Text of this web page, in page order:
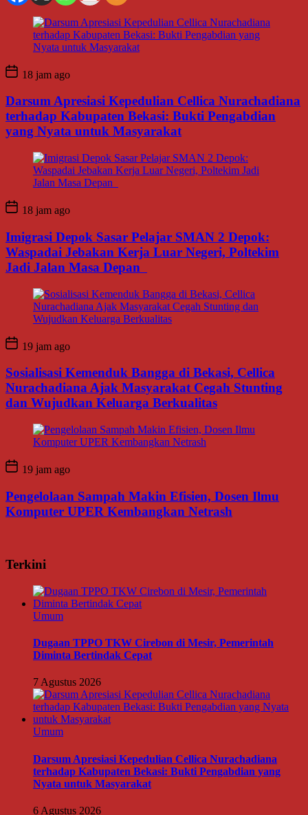
18 jam ago
Darsum Apresiasi Kepedulian Cellica Nurachadiana
terhadap Kabupaten Bekasi: Bukti Pengabdian
yang Nyata untuk Masyarakat
18 jam ago
Imigrasi Depok Sasar Pelajar SMAN 2 Depok:
Waspadai Jebakan Kerja Luar Negeri, Poltekim
Jadi Jalan Masa Depan
19 jam ago
Sosialisasi Kemenduk Bangga di Bekasi, Cellica
Nurachadiana Ajak Masyarakat Cegah Stunting
dan Wujudkan Keluarga Berkualitas
19 jam ago
Pengelolaan Sampah Makin Efisien, Dosen Ilmu
Komputer UPER Kembangkan Netrash
Terkini
Umum
Dugaan TPPO TKW Cirebon di Mesir, Pemerintah
Diminta Bertindak Cepat
7 Agustus 2026
Umum
Darsum Apresiasi Kepedulian Cellica Nurachadiana
terhadap Kabupaten Bekasi: Bukti Pengabdian yang
Nyata untuk Masyarakat
6 Agustus 2026